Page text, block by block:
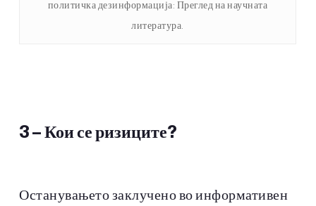
политичка дезинформација: Преглед на научната
литература.
3 – Кои се ризиците?
Останувањето заклучено во информативен